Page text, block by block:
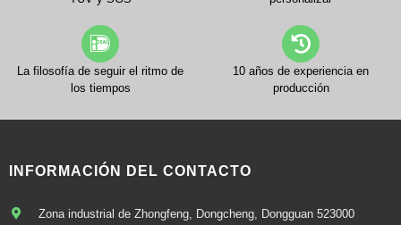
La filosofía de seguir el ritmo de
los tiempos
10 años de experiencia en
producción
INFORMACIÓN DEL CONTACTO
Zona industrial de Zhongfeng, Dongcheng, Dongguan 523000